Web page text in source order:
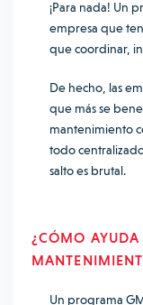
¡Para nada! Un
empresa que
que coordinar,
De hecho, las
que más se
mantenimiento
todo
salto es brutal.
¿CÓMO
Un programa